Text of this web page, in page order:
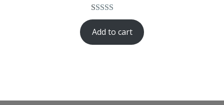
Rated5.00
out of 5
based on
1
Add to cart